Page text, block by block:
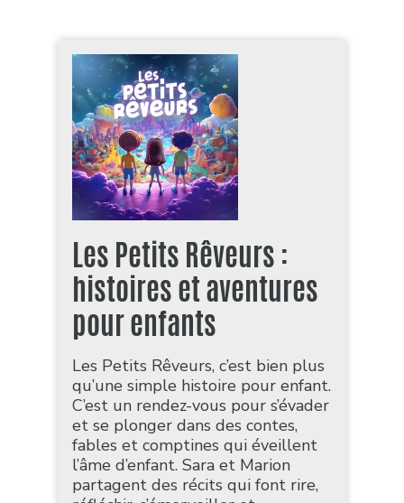
Les Petits Rêveurs :
histoires et aventures
pour enfants
Les Petits Rêveurs, c’est bien plus
qu’une simple histoire pour enfant.
C’est un rendez-vous pour s’évader
et se plonger dans des contes,
fables et comptines qui éveillent
l’âme d’enfant. Sara et Marion
partagent des récits qui font rire,